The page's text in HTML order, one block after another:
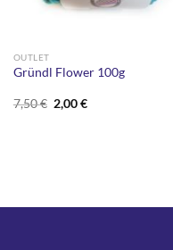
OUTLET
Gründl Flower 100g
7,50€ Alkuperäinen
hinta
2,00€Nykyinen